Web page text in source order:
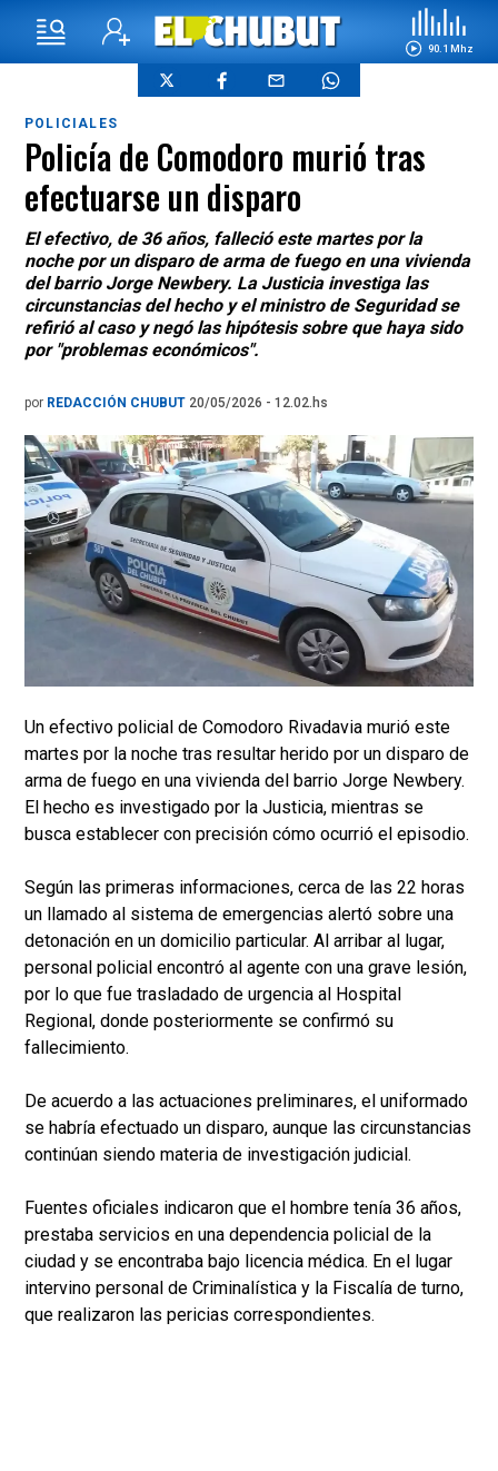
90.1 Mhz
POLICIALES
Policía de Comodoro murió tras
efectuarse un disparo
El efectivo, de 36 años, falleció este martes por la
noche por un disparo de arma de fuego en una vivienda
del barrio Jorge Newbery. La Justicia investiga las
circunstancias del hecho y el ministro de Seguridad se
refirió al caso y negó las hipótesis sobre que haya sido
por "problemas económicos".
por REDACCIÓN CHUBUT 20/05/2026 - 12.02.hs
Un efectivo policial de Comodoro Rivadavia murió este
martes por la noche tras resultar herido por un disparo de
arma de fuego en una vivienda del barrio Jorge Newbery.
El hecho es investigado por la Justicia, mientras se
busca establecer con precisión cómo ocurrió el episodio.
Según las primeras informaciones, cerca de las 22 horas
un llamado al sistema de emergencias alertó sobre una
detonación en un domicilio particular. Al arribar al lugar,
personal policial encontró al agente con una grave lesión,
por lo que fue trasladado de urgencia al Hospital
Regional, donde posteriormente se confirmó su
fallecimiento.
De acuerdo a las actuaciones preliminares, el uniformado
se habría efectuado un disparo, aunque las circunstancias
continúan siendo materia de investigación judicial.
Fuentes oficiales indicaron que el hombre tenía 36 años,
prestaba servicios en una dependencia policial de la
ciudad y se encontraba bajo licencia médica. En el lugar
intervino personal de Criminalística y la Fiscalía de turno,
que realizaron las pericias correspondientes.